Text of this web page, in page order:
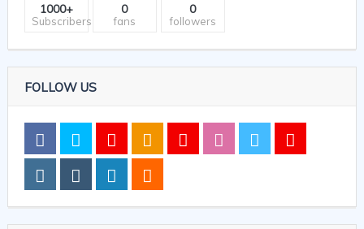
1000+
Subscribers
0
fans
0
followers
FOLLOW US